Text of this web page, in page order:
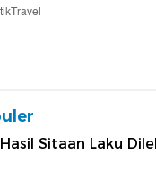
Sitaan Laku